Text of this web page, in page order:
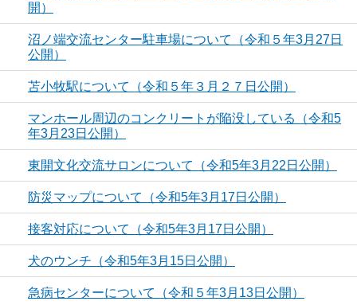
開）
沼ノ端交流センター駐車場について（令和５年3月27日
公開）
苫小牧駅について（令和５年３月２７日公開）
マンホール周辺のコンクリートが陥没している（令和5
年3月23日公開）
東開文化交流サロンについて（令和5年3月22日公開）
防災マップについて（令和5年3月17日公開）
接客対応について（令和5年3月17日公開）
犬のウンチ（令和5年3月15日公開）
急病センターについて（令和５年3月13日公開）